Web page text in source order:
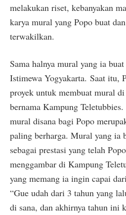
melakukan riset, kebanyakan
karya mural yang Popo buat
terwakilkan.
Sama halnya mural yang ia
Istimewa Yogyakarta. Saat itu,
proyek untuk membuat mural
bernama Kampung
mural disana bagi Popo
paling berharga. Mural yang ia
sebagai prestasi yang telah
menggambar di Kampung
yang memang ia ingin capai
“Gue udah dari 3 tahun yang
di sana, dan akhirnya tahun ini